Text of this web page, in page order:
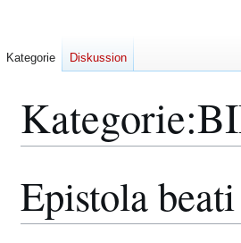
Kategorie:
Navigation
springen
Suche
springen
Epistola
Kategorie Diskussion